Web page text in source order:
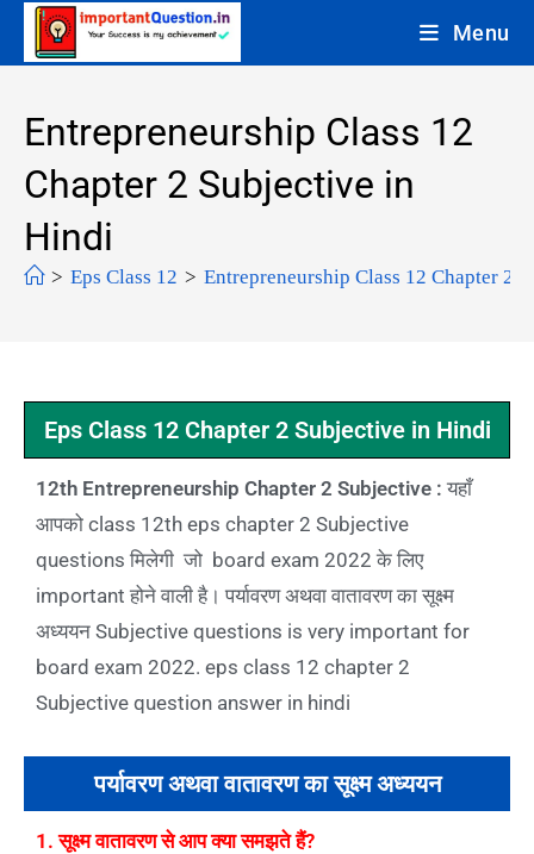
Menu
Entrepreneurship Class 12
Chapter 2 Subjective in
Hindi
> Eps Class 12 > Entrepreneurship Class 12 Chapter 2
Eps Class 12 Chapter 2 Subjective in Hindi
12th Entrepreneurship Chapter 2 Subjective : यहाँ
आपको class 12th eps chapter 2 Subjective
questions मिलेगी जो board exam 2022 के लिए
important होने वाली है। पर्यावरण अथवा वातावरण का सूक्ष्म
अध्ययन Subjective questions is very important for
board exam 2022. eps class 12 chapter 2
Subjective question answer in hindi
पर्यावरण अथवा वातावरण का सूक्ष्म अध्ययन
1. सूक्ष्म वातावरण से आप क्या समझते हैं?